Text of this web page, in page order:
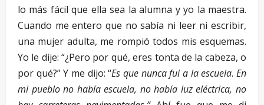
lo más fácil que ella sea la alumna y yo la maestra.
Cuando me entero que no sabía ni leer ni escribir,
una mujer adulta, me rompió todos mis esquemas.
Yo le dije: “¿Pero por qué, eres tonta de la cabeza, o
por qué?” Y me dijo: “Es que nunca fui a la escuela.En
mi pueblo no había escuela, no había luz eléctrica, no